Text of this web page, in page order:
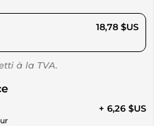
$US 18,78 $US
à la TVA.
+ 6,26 $US